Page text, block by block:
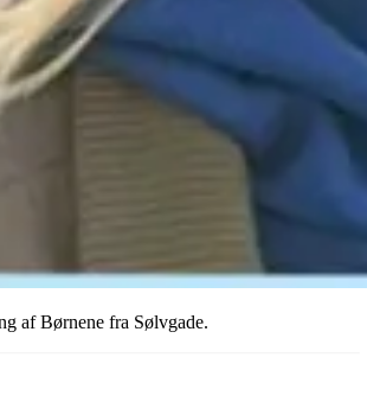
af Børnene fra Sølvgade.